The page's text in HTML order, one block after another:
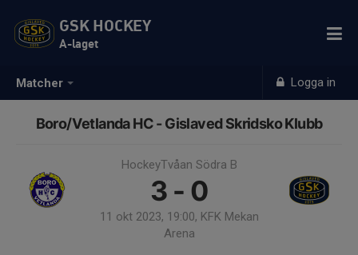
Matcher Logga in
GSK HOCKEY
A-laget
Boro/Vetlanda HC - Gislaved Skridsko Klubb
HockeyTvåan Södra B
3 - 0
11 okt 2023, 19:00, KFK Mekan
Arena